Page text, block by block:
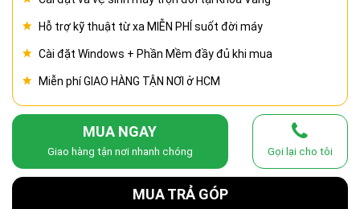
Hỗ trợ kỹ thuật từ xa MIỄN PHÍ suốt đời máy
Cài đặt Windows + Phần Mềm đầy đủ khi mua
Miễn phí GIAO HÀNG TẬN NƠI ở HCM
MUA NGAY
Giao hàng tận nơi nhanh chóng Gọi lại cho tôi
MUA TRẢ GÓP